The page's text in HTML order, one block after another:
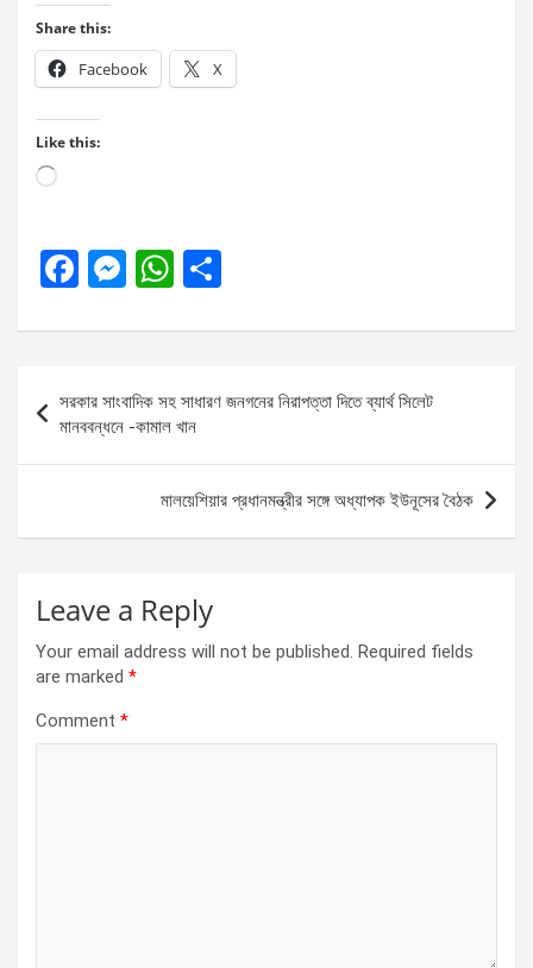
Share this:
Facebook X
Like this:
Loading…
F
ce
o
o
M
se
n
g
er
W
at
A
p
p
ar
navigation
সরকার সাংবাদিক সহ সাধারণ জনগনের নিরাপত্তা দিতে ব্যার্থ সিলেট
মানববন্ধনে -কামাল খান
মালয়েশিয়ার প্রধানমন্ত্রীর সঙ্গে অধ্যাপক ইউনূসের বৈঠক
Leave a Reply
Your email address will not be published. Required fields
are marked *
Comment *